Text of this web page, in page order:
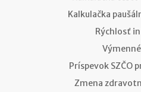
Kalkulačka
Rýchlosť
Príspevok SZČO
Zmena